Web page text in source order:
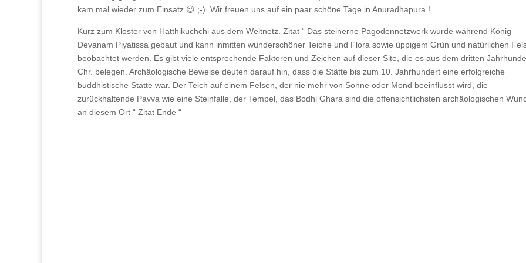
kam mal wieder zum Einsatz 😉 ;-). Wir freuen uns auf ein paar schöne Tage in Anuradhapura !
Kurz zum Kloster von Hatthikuchchi aus dem Weltnetz. Zitat “ Das steinerne Pagodennetzwerk wurde während König
Devanam Piyatissa gebaut und kann inmitten wunderschöner Teiche und Flora sowie üppigem Grün und natürlichen
beobachtet werden. Es gibt viele entsprechende Faktoren und Zeichen auf dieser Site, die es aus dem dritten
Chr. belegen. Archäologische Beweise deuten darauf hin, dass die Stätte bis zum 10. Jahrhundert eine erfolgreiche
buddhistische Stätte war. Der Teich auf einem Felsen, der nie mehr von Sonne oder Mond beeinflusst wird, die
zurückhaltende Pavva wie eine Steinfalle, der Tempel, das Bodhi Ghara sind die offensichtlichsten archäologischen
an diesem Ort “ Zitat Ende “